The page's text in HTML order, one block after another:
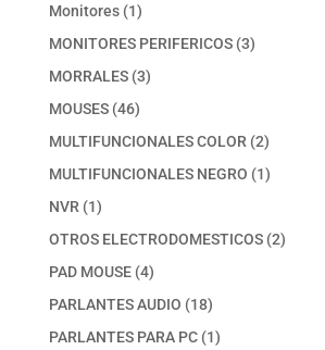
Monitores 11
producto
MONITORES PERIFERICOS 33
MORRALES 33
MOUSES 4646
productos
MULTIFUNCIONALES COLOR 22
productos
MULTIFUNCIONALES NEGRO 11
NVR 11
producto
OTROS ELECTRODOMESTICOS 22
PAD MOUSE 44
productos
PARLANTES AUDIO 1818
productos
PARLANTES PARA PC 11